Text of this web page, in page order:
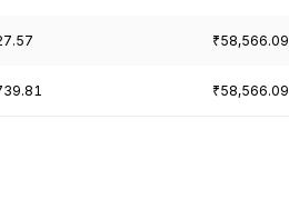
₹58,566.09
₹58,566.09